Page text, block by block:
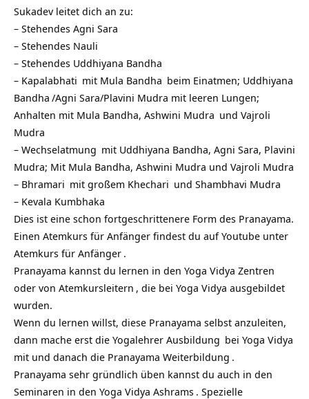
Sukadev leitet dich an zu:
– Stehendes Agni Sara
– Stehendes Nauli
– Stehendes Uddhiyana Bandha
– Kapalabhati mit Mula Bandha beim Einatmen; Uddhiyana
Bandha /Agni Sara/Plavini Mudra mit leeren Lungen;
Anhalten mit Mula Bandha, Ashwini Mudra und Vajroli
Mudra
– Wechselatmung mit Uddhiyana Bandha, Agni Sara, Plavini
Mudra; Mit Mula Bandha, Ashwini Mudra und Vajroli Mudra
– Bhramari mit großem Khechari und Shambhavi Mudra
– Kevala Kumbhaka
Dies ist eine schon fortgeschrittenere Form des Pranayama.
Einen Atemkurs für Anfänger findest du auf Youtube unter
Atemkurs für Anfänger .
Pranayama kannst du lernen in den Yoga Vidya Zentren
oder von Atemkursleitern , die bei Yoga Vidya ausgebildet
wurden.
Wenn du lernen willst, diese Pranayama selbst anzuleiten,
dann mache erst die Yogalehrer Ausbildung bei Yoga Vidya
mit und danach die Pranayama Weiterbildung .
Pranayama sehr gründlich üben kannst du auch in den
Seminaren in den Yoga Vidya Ashrams . Spezielle